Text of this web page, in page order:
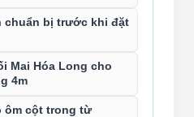
chuẩn bị trước khi đặt
Mai Hóa Long cho
4m
ôm cột trong từ